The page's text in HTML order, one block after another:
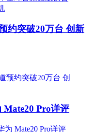
约突破20万台 创新
Mate20 Pro详评